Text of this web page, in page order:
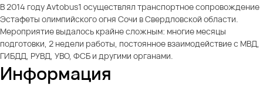
В 2014 году Avtobus1 осуществлял транспортное сопровождение
Эстафеты олимпийского огня Сочи в Свердловской области.
Мероприятие выдалось крайне сложным: многие месяцы
подготовки, 2 недели работы, постоянное взаимодействие с МВД,
ГИБДД, РУВД, УВО, ФСБ и другими органами.
Информация